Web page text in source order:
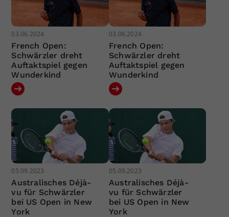
03.06.2024
French Open:
Schwärzler dreht
Auftaktspiel gegen
Wunderkind
03.06.2024
French Open:
Schwärzler dreht
Auftaktspiel gegen
Wunderkind
05.09.2023
Australisches Déjà-
vu für Schwärzler
bei US Open in New
York
05.09.2023
Australisches Déjà-
vu für Schwärzler
bei US Open in New
York